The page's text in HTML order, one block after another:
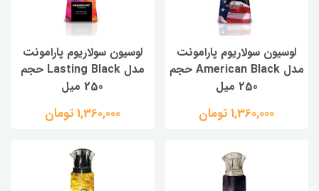
لوسیون سولاریوم پارامونت
مدل American Black حجم
250 میل
1,360,000 تومان
لوسیون سولاریوم پارامونت
مدل Lasting Black حجم
250 میل
1,360,000 تومان